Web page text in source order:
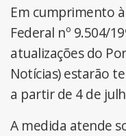
Em cumprimento
Federal nº 9.504/
atualizações do
Notícias) estarão
a partir de 4 de
A medida atende